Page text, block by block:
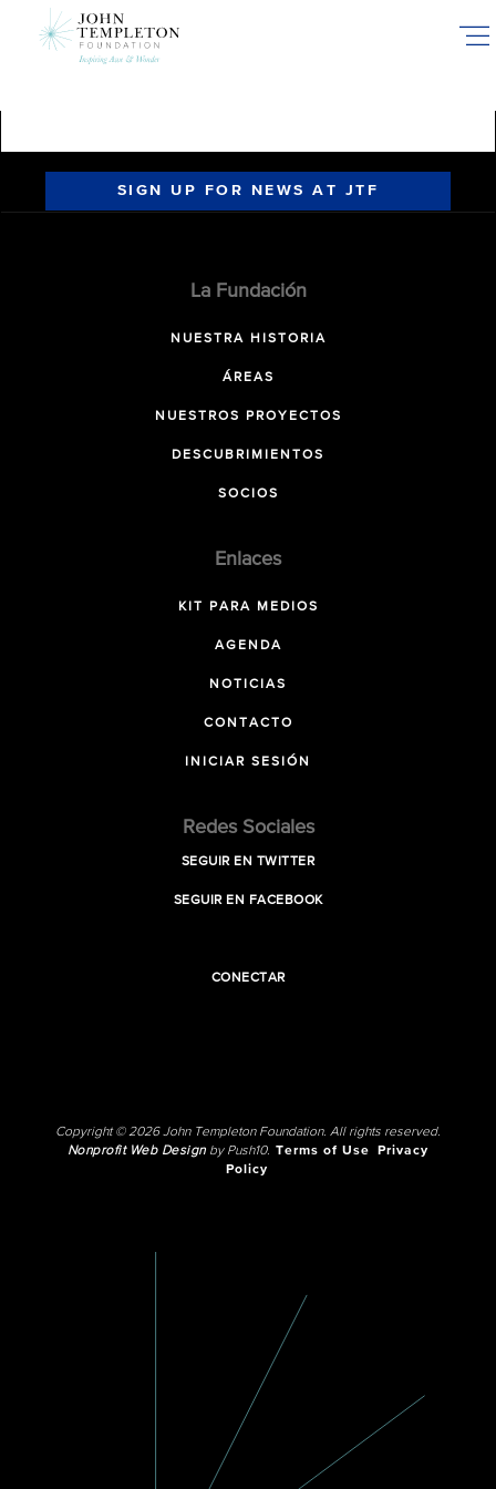
SIGN UP FOR NEWS AT JTF
La Fundación
NUESTRA HISTORIA
ÁREAS
NUESTROS PROYECTOS
DESCUBRIMIENTOS
SOCIOS
Enlaces
KIT PARA MEDIOS
AGENDA
NOTICIAS
CONTACTO
INICIAR SESIÓN
Redes Sociales
SEGUIR EN TWITTER
SEGUIR EN FACEBOOK
CONECTAR
Copyright © 2026 John Templeton Foundation. All rights reserved.
Nonprofit Web Designby Push10. Terms of Use
Privacy
Policy